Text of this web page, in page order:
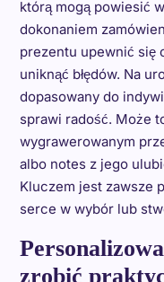
którą mogą powiesić
dokonaniem
prezentu upewnić się
uniknąć błędów. Na
dopasowany do
sprawi radość. Może
wygrawerowanym
albo notes z jego
Kluczem jest zawsze
serce w wybór lub
zrobić